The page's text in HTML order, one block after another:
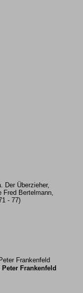
Der Überzieher,
Fred Bertelmann,
- 77)
Frankenfeld